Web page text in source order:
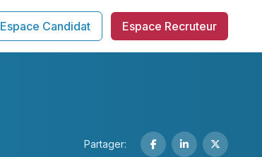
Espace Candidat Espace Recruteur
Partager: